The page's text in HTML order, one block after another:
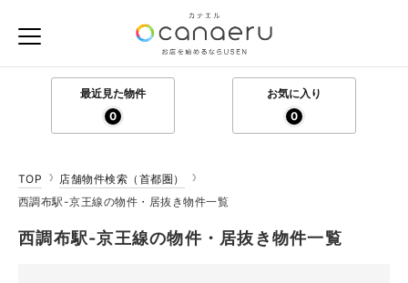
最近見た物件
0
お気に入り
0
TOP
店舗物件検索（首都圏）
西調布駅-京王線の物件・居抜き物件一覧
西調布駅-京王線の物件・居抜き物件一覧